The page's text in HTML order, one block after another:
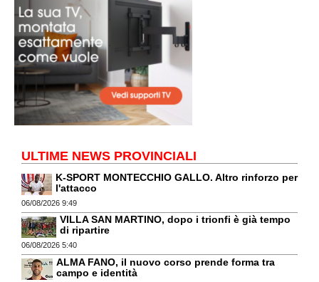
ULTIME NEWS PROVINCIALI
K-SPORT MONTECCHIO GALLO. Altro rinforzo per
l'attacco
06/08/2026 9:49
VILLA SAN MARTINO, dopo i trionfi è già tempo
di ripartire
06/08/2026 5:40
ALMA FANO, il nuovo corso prende forma tra
campo e identità